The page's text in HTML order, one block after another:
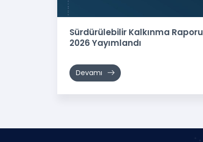
Sürdürülebilir Kalkınma Raporu
2026 Yayımlandı
Devamı